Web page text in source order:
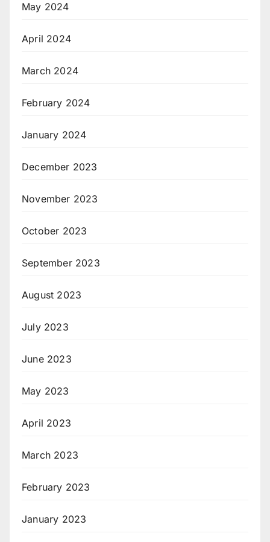
May 2024
April 2024
March 2024
February 2024
January 2024
December 2023
November 2023
October 2023
September 2023
August 2023
July 2023
June 2023
May 2023
April 2023
March 2023
February 2023
January 2023